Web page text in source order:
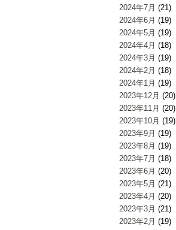
2024年7月 (21)
2024年6月 (19)
2024年5月 (19)
2024年4月 (18)
2024年3月 (19)
2024年2月 (18)
2024年1月 (19)
2023年12月 (20)
2023年11月 (20)
2023年10月 (19)
2023年9月 (19)
2023年8月 (19)
2023年7月 (18)
2023年6月 (20)
2023年5月 (21)
2023年4月 (20)
2023年3月 (21)
2023年2月 (19)